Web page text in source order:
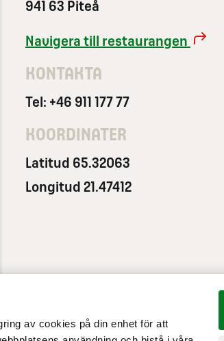
av cookies på din enhet för att
941 63 Piteå
Navigera till restaurangen
KONTAKTA
Tel: +46 911 177 77
KOORDINATER
Latitud 65.32063
Longitud 21.47412